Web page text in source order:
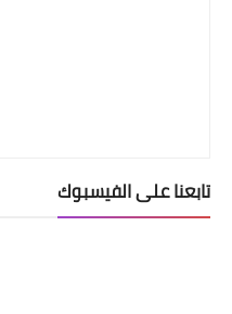
تابعنا على الفيسبوك